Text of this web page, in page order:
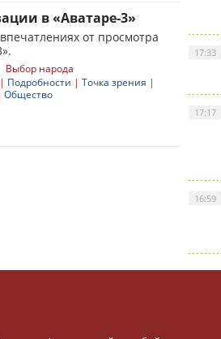
в «Аватаре-3»
от просмотра
Выбор народа
| Подробности | Точка зрения |
Общество
17:33
17:17
16:59